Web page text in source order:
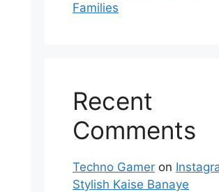
Families
Recent
Comments
Techno Gamer on
Stylish Kaise Banaye